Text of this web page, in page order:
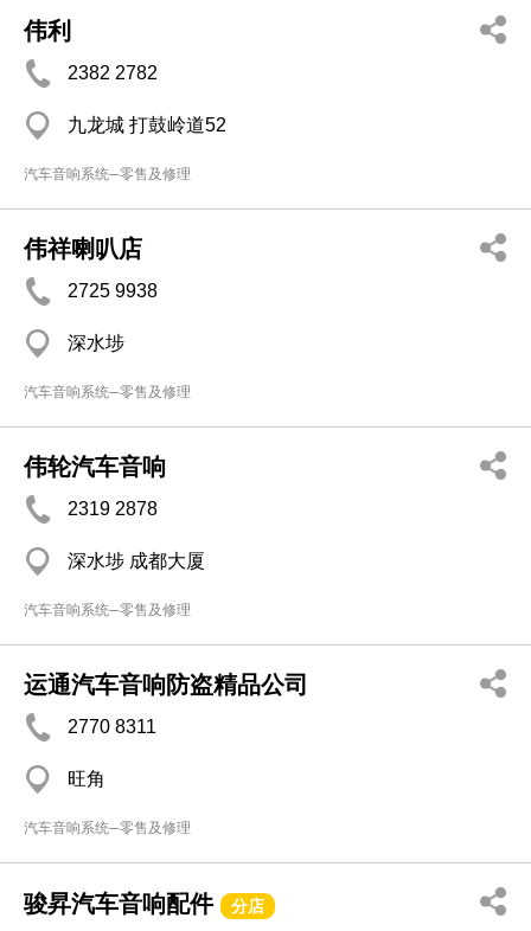
伟利
2382 2782
九龙城 打鼓岭道52
汽车音响系统─零售及修理
伟祥喇叭店
2725 9938
深水埗
汽车音响系统─零售及修理
伟轮汽车音响
2319 2878
深水埗 成都大厦
汽车音响系统─零售及修理
运通汽车音响防盗精品公司
2770 8311
旺角
汽车音响系统─零售及修理
骏昇汽车音响配件 分店